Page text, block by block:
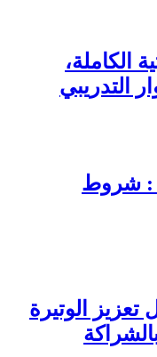
الكاملة،
التدريبي
بطاقة المقاول الذاتي 2026 : شروط
الوتيرة